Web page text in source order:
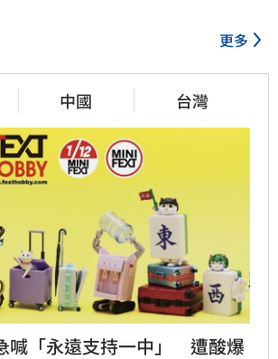
更多
中國 台灣
喊「永遠支持一中」　遭酸爆